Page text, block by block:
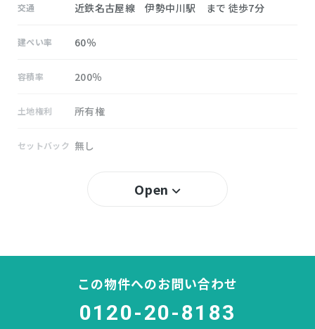
交通 近鉄名古屋線 伊勢中川駅 まで 徒歩7分
建ぺい率 60％
容積率 200％
土地権利 所有権
セットバック 無し
あり
宅地
Open
この物件へのお問い合わせ
0120-20-8183